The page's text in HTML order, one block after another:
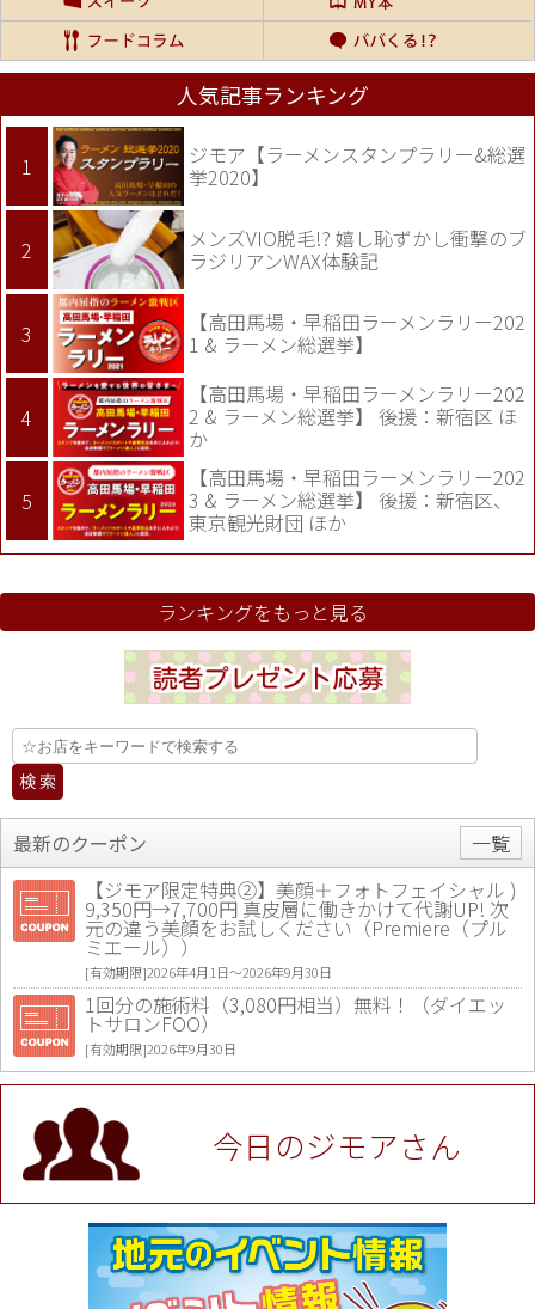
人気記事ランキング
ジモア【ラーメンスタンプラリー&総選
挙2020】
メンズVIO脱毛!? 嬉し恥ずかし衝撃のブ
ラジリアンWAX体験記
【高田馬場・早稲田ラーメンラリー202
1 & ラーメン総選挙】
【高田馬場・早稲田ラーメンラリー202
2 & ラーメン総選挙】 後援：新宿区 ほ
か
【高田馬場・早稲田ラーメンラリー202
3 & ラーメン総選挙】 後援：新宿区、
東京観光財団 ほか
ランキングをもっと見る
最新のクーポン
一覧
【ジモア限定特典②】美顔＋フォトフェイシャル )
9,350円→7,700円 真皮層に働きかけて代謝UP! 次
元の違う美顔をお試しください（Premiere（プル
ミエール））
[有効期限]2026年4月1日〜2026年9月30日
1回分の施術料（3,080円相当）無料！（ダイエッ
トサロンFOO）
[有効期限]2026年9月30日
値段提示後「ジモア見た」で更に買い取り金額 U
P！※チケットと新品商品は除く（大黒屋 高田馬場
駅前店）
[有効期限]2026年9月30日
★ジモア限定特典★ お会計より全品5％OFF（ナチ
ュラル＆ハンドメイドショップ［マキマキ］）
[有効期限]2026年9月30日まで
【ジモア限定①】初回割引 特価 VIO脱毛11,000円
⇒8,800円（メンズ専門ワックス脱毛サロン Mickle
今日のジモアさん